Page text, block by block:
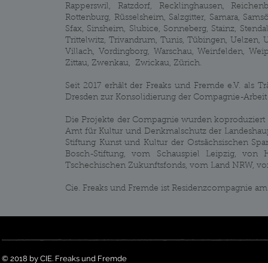
Rapperswil, Ratzdorf, Recklinghausen,
Rottenburg, Rüsselsheim, Salzgitter, Samara,
Sfax, Sinsheim, Slubice, Sonneberg, Stainz,
Trittelwitz, Trivandrum, Tunis, Tübingen, Uelzen,
Villach, Vordingborg, Warschau, Weinfelden,
Zittau, Zwenkau, Zwickau, Zürich.
Seit 2017 erhält der Freaks und Fremde e.V. als
Dresden zur Konsolidierung der Compagnie-
Die Projekte der Compagnie wurden koproduziert
Amt für Kultur und Denkmalschutz der
Stiftung Kunst und Kultur der Ostsächsischen
Bosch-Stiftung, vom Schauspiel Leipzig,
Tschechischen Zukunftsfonds, vom Land NRW,
Cie. Freaks und Fremde ist Residenzcompagnie
© 2018 by CIE. Freaks und Fremde